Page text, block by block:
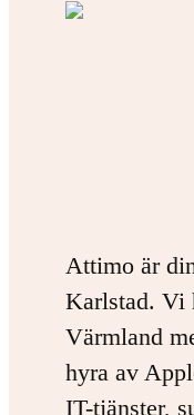
Attimo är
Karlstad. Vi
Värmland
hyra av
IT-tjänster,